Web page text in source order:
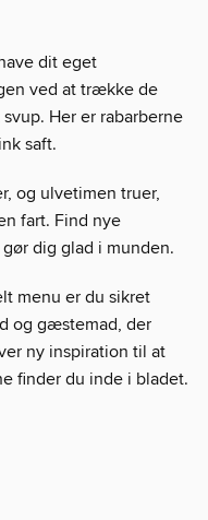
dit eget
ved at trække de
Her er rabarberne
saft.
og ulvetimen truer,
fart. Find nye
dig glad i munden.
menu er du sikret
og gæstemad, der
ny inspiration til at
finder du inde i bladet.